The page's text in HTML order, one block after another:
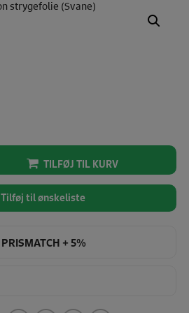
TILFØJ TIL KURV
Tilføj til ønskeliste
PRISMATCH + 5%